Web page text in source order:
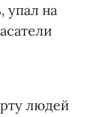
упал на
людей